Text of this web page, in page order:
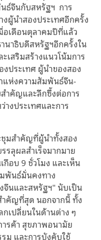
ธ์จีนกับสหรัฐฯ การ
ผู้นำสองประเทศอีกครั้ง
อเดือนตุลาคมปีที่แล้ว
นาธิบดีสหรัฐฯอีกครั้งใน
เสริมสร้างแนวโน้มการ
ประเทศ ผู้นำของสอง
แห่งความสัมพันธ์จีน-
ำคัญและลึกซึ้งต่อการ
งประเทศและการ
ชุมสำคัญที่ผู้นำทั้งสอง
รลุผลสำเร็จมากมาย
กือบ 9 ชั่วโมง และเห็น
พันธ์มั่นคงทาง
จีนและสหรัฐฯ" นับเป็น
ำคัญที่สุด นอกจากนี้ ทั้ง
เปลี่ยนในด้านต่าง ๆ
รค้า สุขภาพอนามัย
ม และการบังคับใช้